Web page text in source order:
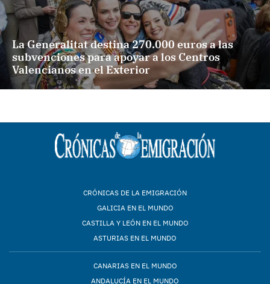
La Generalitat destina 270.000 euros a las
subvenciones para apoyar a los Centros
Valencianos en el Exterior
CRÓNICAS DE LA EMIGRACIÓN
GALICIA EN EL MUNDO
CASTILLA Y LEÓN EN EL MUNDO
ASTURIAS EN EL MUNDO
CANARIAS EN EL MUNDO
ANDALUCÍA EN EL MUNDO